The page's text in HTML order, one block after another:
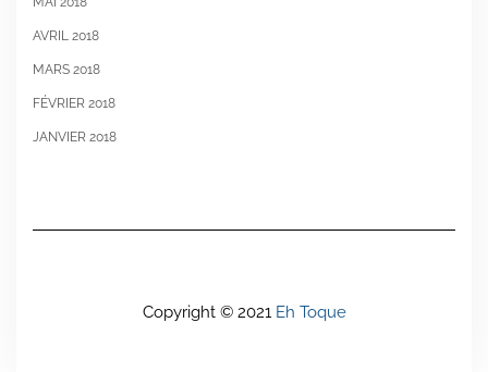
AVRIL 2018
MARS 2018
FÉVRIER 2018
JANVIER 2018
Copyright © 2021 Eh Toque